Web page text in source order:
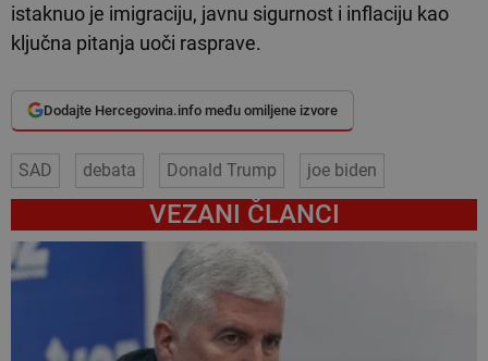
istaknuo je imigraciju, javnu sigurnost i inflaciju kao
ključna pitanja uoči rasprave.
Dodajte Hercegovina.info među omiljene izvore
SAD debata Donald Trump joe biden
VEZANI ČLANCI